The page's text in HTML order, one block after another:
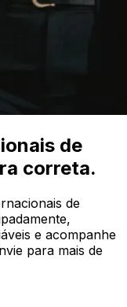
de
correta.
de
e acompanhe
para mais de